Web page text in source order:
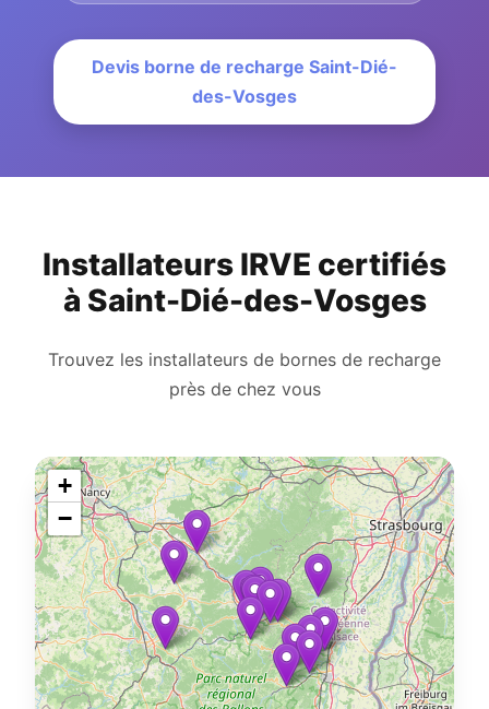
Devis borne de recharge Saint-Dié-
des-Vosges
Installateurs IRVE certifiés
à Saint-Dié-des-Vosges
Trouvez les installateurs de bornes de recharge
près de chez vous
+
−